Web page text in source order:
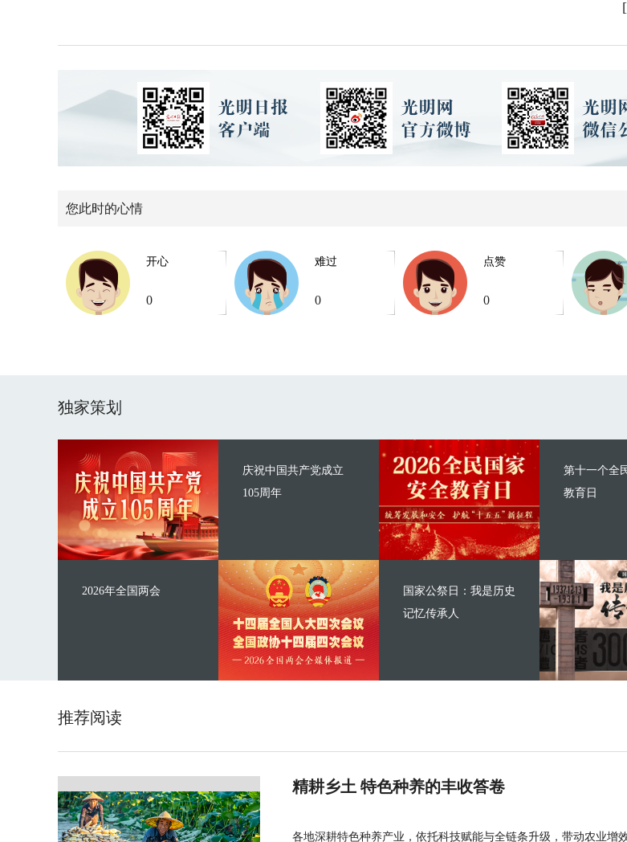
[
您此时的心情
开心
0
难过
0
点赞
0
独家策划
庆祝中国共产党成立
105周年
2026年全国两会
第十一个全
教育日
国家公祭日：我是历史
记忆传承人
推荐阅读
精耕乡土 特色种养的丰收答卷
各地深耕特色种养产业，依托科技赋能与全链条升级，带动农业增